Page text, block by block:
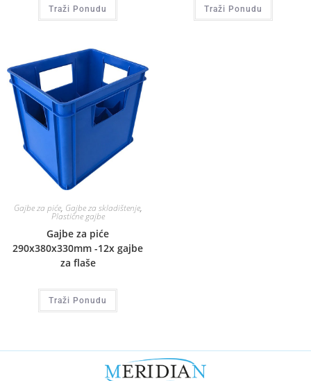
Traži Ponudu Traži Ponudu
Gajbe za piće, Gajbe za skladištenje,
Plastične gajbe
Gajbe za piće
290x380x330mm -12x gajbe
za flaše
Traži Ponudu